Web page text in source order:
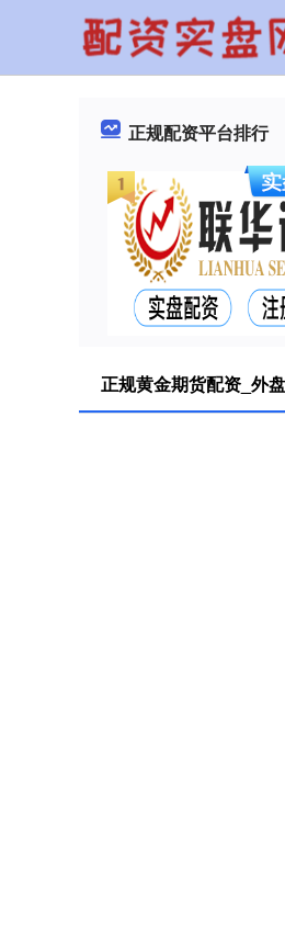
正规配资平台排行
正规黄金期货配资_外